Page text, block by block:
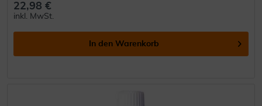
22,98 €
inkl. MwSt.
In den Warenkorb